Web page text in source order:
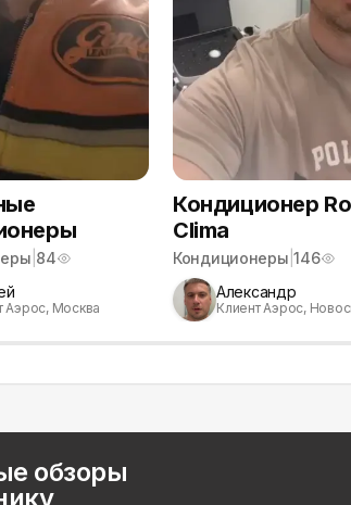
84
Аэрос, Москва
Кондиционер
Clima
Кондиционеры |146
Александр
Клиент Аэрос,
обзоры